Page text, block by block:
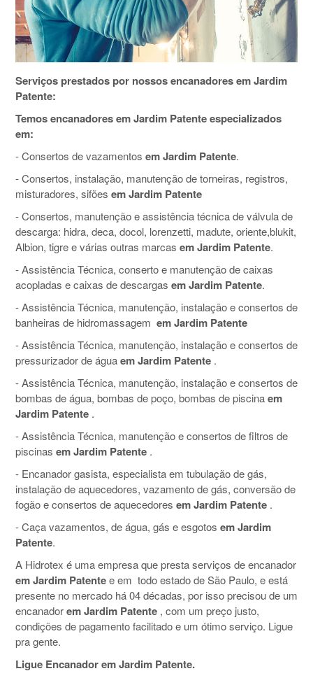
Serviços prestados por nossos encanadores em Jardim
Patente:
Temos encanadores em Jardim Patente especializados
em:
- Consertos de vazamentos em Jardim Patente.
- Consertos, instalação, manutenção de torneiras, registros,
misturadores, sifões em Jardim Patente
- Consertos, manutenção e assistência técnica de válvula de
descarga: hidra, deca, docol, lorenzetti, madute, oriente,blukit,
Albion, tigre e várias outras marcas em Jardim Patente.
- Assistência Técnica, conserto e manutenção de caixas
acopladas e caixas de descargas em Jardim Patente.
- Assistência Técnica, manutenção, instalação e consertos de
banheiras de hidromassagem em Jardim Patente
- Assistência Técnica, manutenção, instalação e consertos de
pressurizador de águaem Jardim Patente .
- Assistência Técnica, manutenção, instalação e consertos de
bombas de água, bombas de poço, bombas de piscinaem
Jardim Patente .
- Assistência Técnica, manutenção e consertos de filtros de
piscinas em Jardim Patente .
- Encanador gasista, especialista em tubulação de gás,
instalação de aquecedores, vazamento de gás, conversão de
fogão e consertos de aquecedores em Jardim Patente .
- Caça vazamentos, de água, gás e esgotos em Jardim
Patente.
A Hidrotex é uma empresa que presta serviços de encanador
em Jardim Patentee em todo estado de São Paulo, e está
presente no mercado há 04 décadas, por isso precisou de um
encanadorem Jardim Patente , com um preço justo,
condições de pagamento facilitado e um ótimo serviço. Ligue
pra gente.
Ligue Encanador em Jardim Patente.